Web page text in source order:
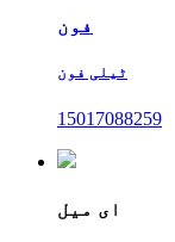
فون
ٹیلی فون
15017088259
ای میل